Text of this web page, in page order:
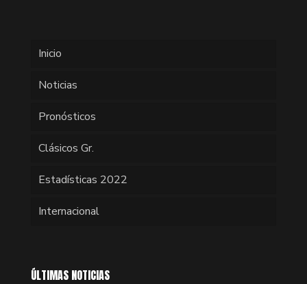
Inicio
Noticias
Pronósticos
Clásicos Gr.
Estadísticas 2022
Internacional
ÚLTIMAS NOTICIAS